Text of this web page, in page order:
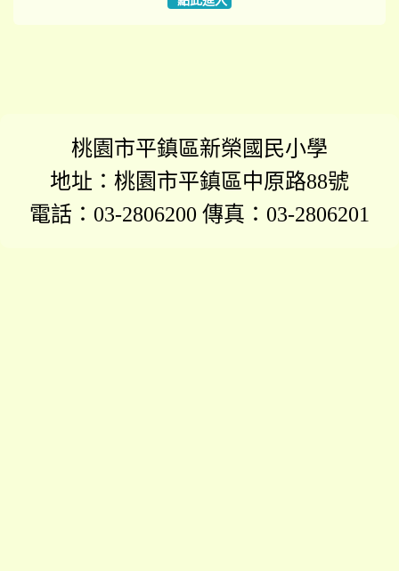
桃園市平鎮區新榮國民小學
地址：桃園市平鎮區中原路88號
電話：03-2806200 傳真：03-2806201